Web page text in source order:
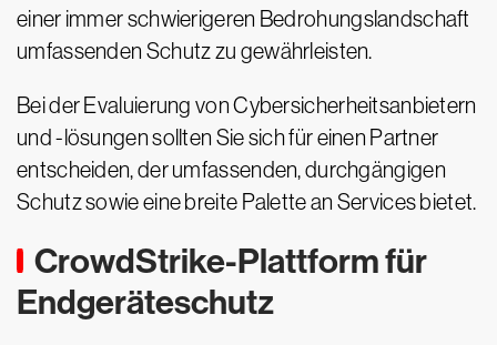
einer immer schwierigeren Bedrohungslandschaft
umfassenden Schutz zu gewährleisten.
Bei der Evaluierung von Cybersicherheitsanbietern
und -lösungen sollten Sie sich für einen Partner
entscheiden, der umfassenden, durchgängigen
Schutz sowie eine breite Palette an Services bietet.
CrowdStrike-Plattform für
Endgeräteschutz